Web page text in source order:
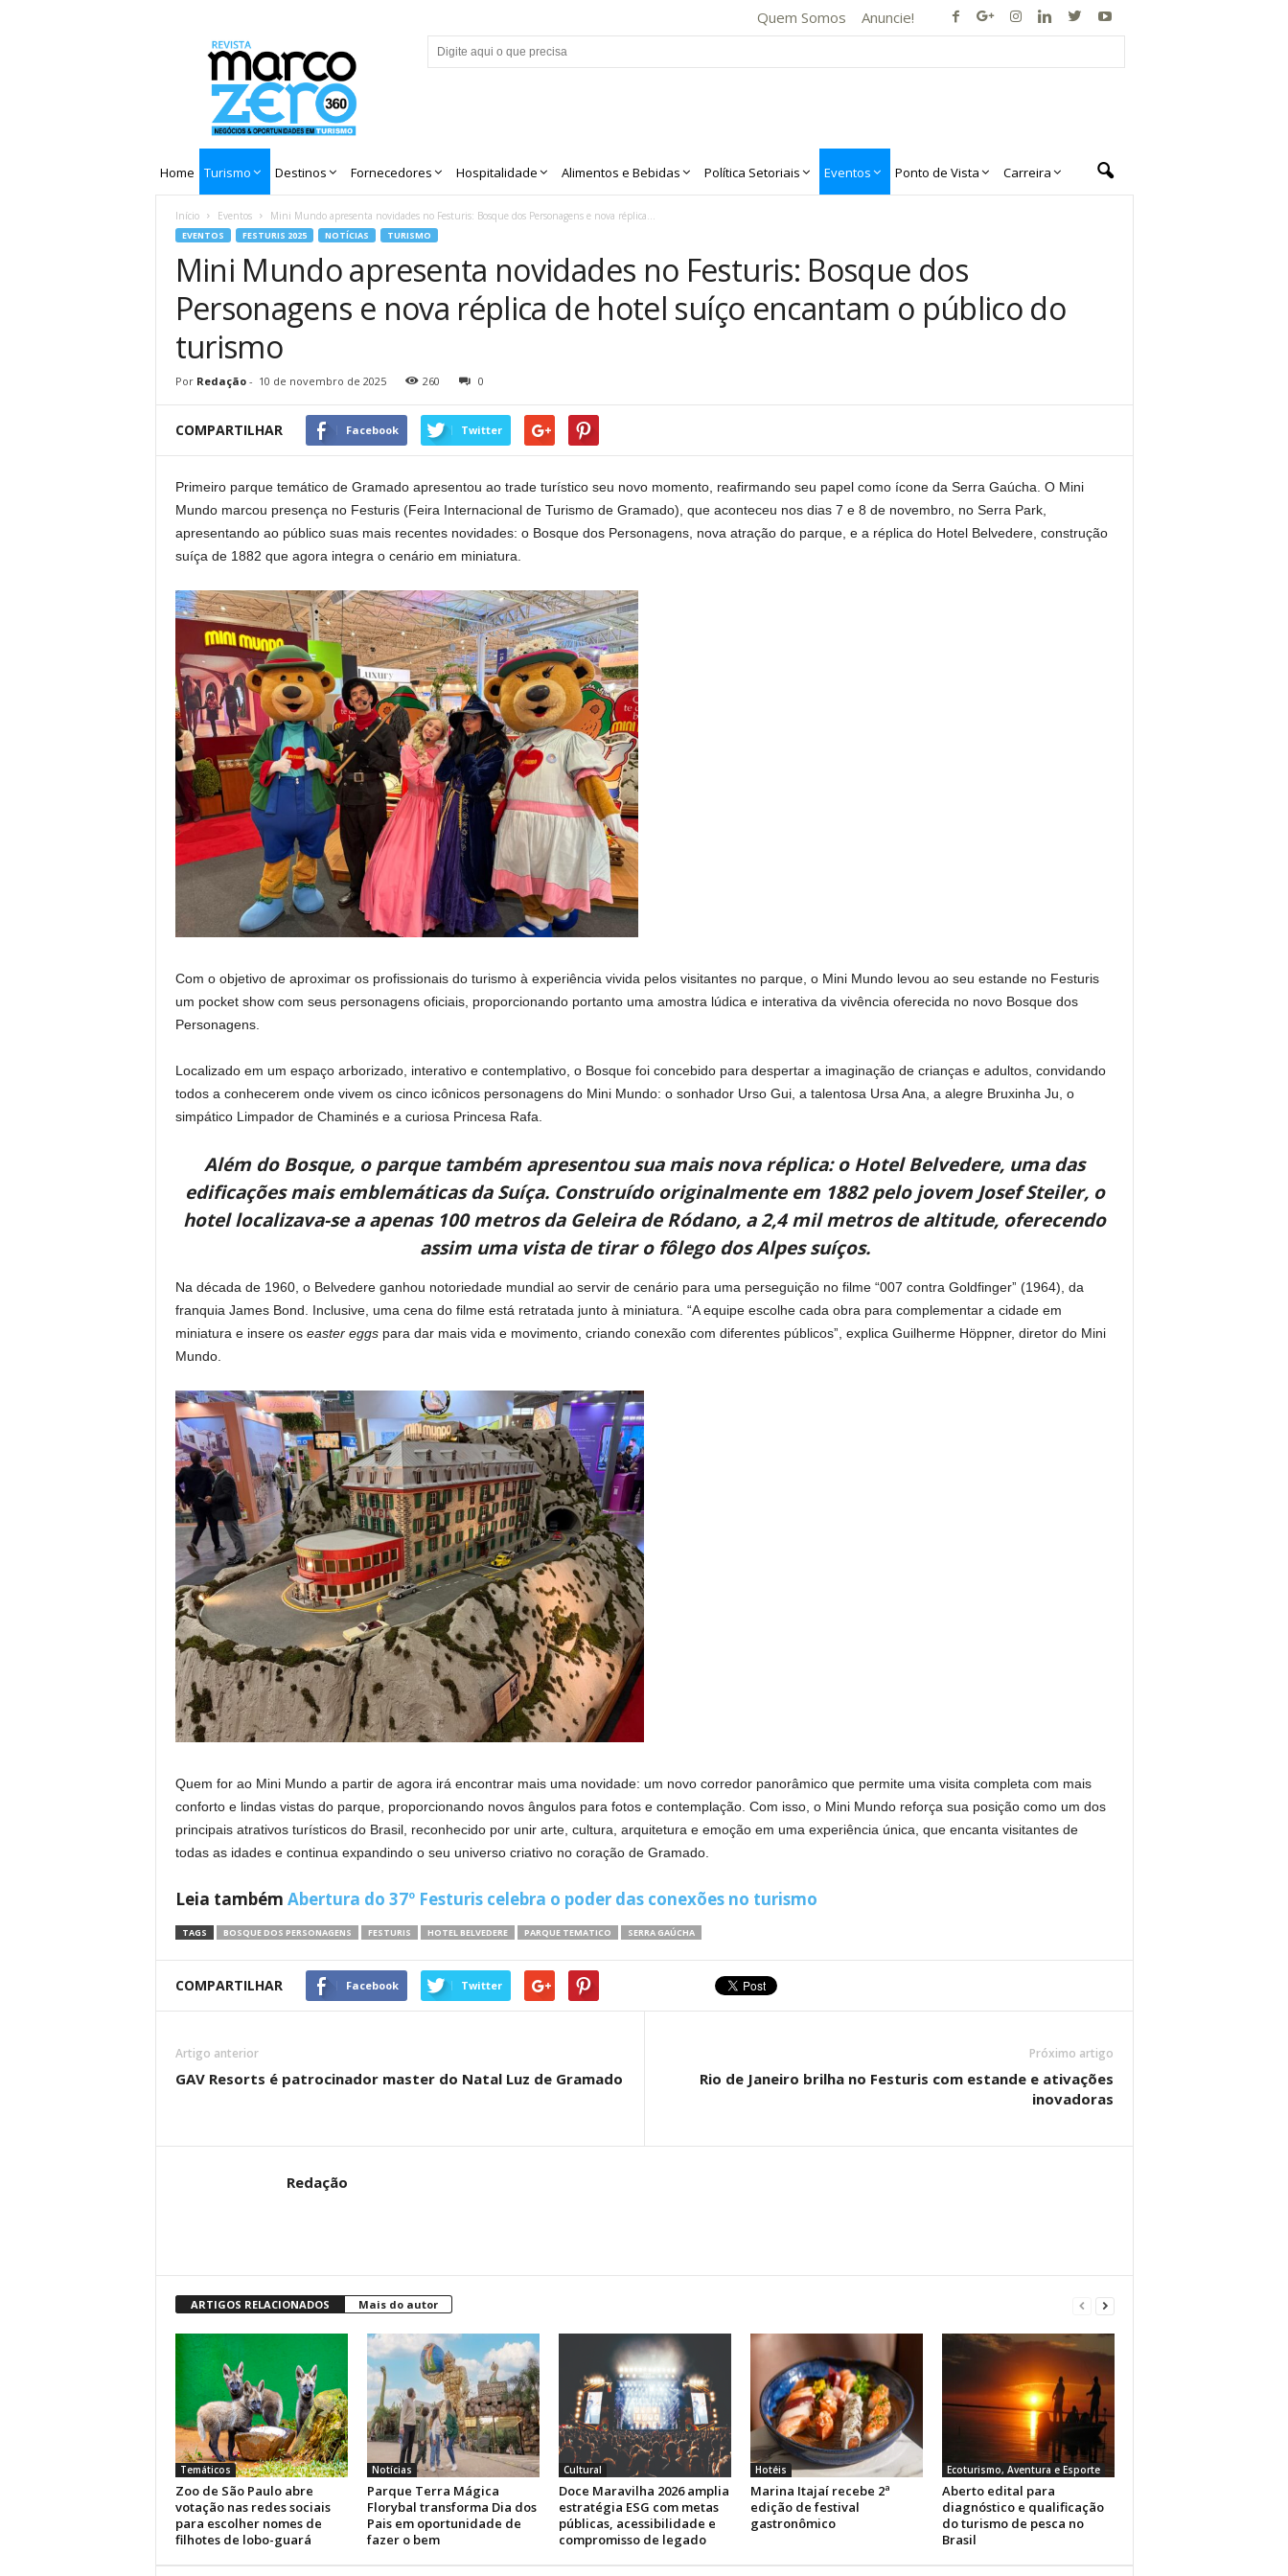
Quem Somos Anuncie!
Home Turismo Destinos Fornecedores Hospitalidade Alimentos e Bebidas Política Setoriais Eventos Ponto de Vista Carreira
Início Eventos Mini Mundo apresenta novidades no Festuris: Bosque dos Personagens e nova réplica...
EVENTOS FESTURIS 2025 NOTÍCIAS TURISMO
Mini Mundo apresenta novidades no Festuris: Bosque dos
Personagens e nova réplica de hotel suíço encantam o público do
turismo
Por Redação- 10 de novembro de 2025 260 0
COMPARTILHAR Facebook Twitter
Primeiro parque temático de Gramado apresentou ao trade turístico seu novo momento, reafirmando seu papel como ícone da Serra Gaúcha. O Mini
Mundo marcou presença no Festuris (Feira Internacional de Turismo de Gramado), que aconteceu nos dias 7 e 8 de novembro, no Serra Park,
apresentando ao público suas mais recentes novidades: o Bosque dos Personagens, nova atração do parque, e a réplica do Hotel Belvedere, construção
suíça de 1882 que agora integra o cenário em miniatura.
Com o objetivo de aproximar os profissionais do turismo à experiência vivida pelos visitantes no parque, o Mini Mundo levou ao seu estande no Festuris
um pocket show com seus personagens oficiais, proporcionando portanto uma amostra lúdica e interativa da vivência oferecida no novo Bosque dos
Personagens.
Localizado em um espaço arborizado, interativo e contemplativo, o Bosque foi concebido para despertar a imaginação de crianças e adultos, convidando
todos a conhecerem onde vivem os cinco icônicos personagens do Mini Mundo: o sonhador Urso Gui, a talentosa Ursa Ana, a alegre Bruxinha Ju, o
simpático Limpador de Chaminés e a curiosa Princesa Rafa.
Além do Bosque, o parque também apresentou sua mais nova réplica: o Hotel Belvedere, uma das
edificações mais emblemáticas da Suíça. Construído originalmente em 1882 pelo jovem Josef Steiler, o
hotel localizava-se a apenas 100 metros da Geleira de Ródano, a 2,4 mil metros de altitude, oferecendo
assim uma vista de tirar o fôlego dos Alpes suíços.
Na década de 1960, o Belvedere ganhou notoriedade mundial ao servir de cenário para uma perseguição no filme “007 contra Goldfingerˮ (1964), da
franquia James Bond. Inclusive, uma cena do filme está retratada junto à miniatura. “A equipe escolhe cada obra para complementar a cidade em
miniatura e insere os easter eggspara dar mais vida e movimento, criando conexão com diferentes públicosˮ, explica Guilherme Höppner, diretor do Mini
Mundo.
Quem for ao Mini Mundo a partir de agora irá encontrar mais uma novidade: um novo corredor panorâmico que permite uma visita completa com mais
conforto e lindas vistas do parque, proporcionando novos ângulos para fotos e contemplação. Com isso, o Mini Mundo reforça sua posição como um dos
principais atrativos turísticos do Brasil, reconhecido por unir arte, cultura, arquitetura e emoção em uma experiência única, que encanta visitantes de
todas as idades e continua expandindo o seu universo criativo no coração de Gramado.
Leia também Abertura do 37º Festuris celebra o poder das conexões no turismo
TAGS BOSQUE DOS PERSONAGENS FESTURIS HOTEL BELVEDERE PARQUE TEMATICO SERRA GAÚCHA
COMPARTILHAR Facebook Twitter
Artigo anterior
GAV Resorts é patrocinador master do Natal Luz de Gramado
Próximo artigo
Rio de Janeiro brilha no Festuris com estande e ativações
inovadoras
Redação
ARTIGOS RELACIONADOS Mais do autor
Temáticos
Zoo de São Paulo abre
votação nas redes sociais
para escolher nomes de
filhotes de lobo-guará
Notícias
Parque Terra Mágica
Florybal transforma Dia dos
Pais em oportunidade de
fazer o bem
Cultural
Doce Maravilha 2026 amplia
estratégia ESG com metas
públicas, acessibilidade e
compromisso de legado
Hotéis
Marina Itajaí recebe 2ª
edição de festival
gastronômico
Ecoturismo, Aventura e Esporte
Aberto edital para
diagnóstico e qualificação
do turismo de pesca no
Brasil